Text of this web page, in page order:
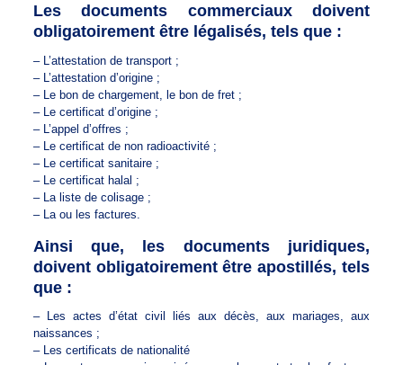
Les documents commerciaux doivent
obligatoirement être légalisés, tels que :
– L’attestation de transport ;
– L’attestation d’origine ;
– Le bon de chargement, le bon de fret ;
– Le certificat d’origine ;
– L’appel d’offres ;
– Le certificat de non radioactivité ;
– Le certificat sanitaire ;
– Le certificat halal ;
– La liste de colisage ;
– La ou les factures.
Ainsi que, les documents juridiques,
doivent obligatoirement être apostillés, tels
que :
– Les actes d’état civil liés aux décès, aux mariages, aux
naissances ;
– Les certificats de nationalité